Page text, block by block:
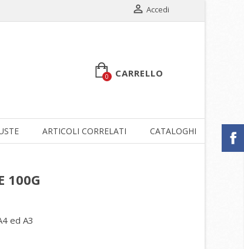
 Accedi
CARRELLO
0
ARTICOLI CORRELATI CATALOGHI
100G
ed A3